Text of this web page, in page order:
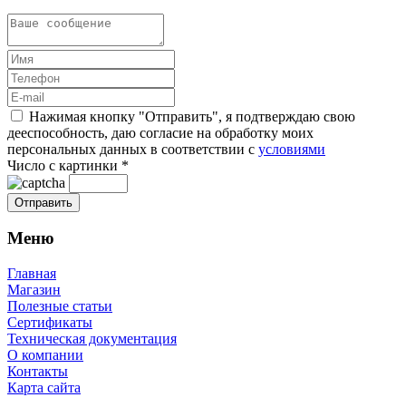
Нажимая кнопку "Отправить", я подтверждаю свою
дееспособность, даю согласие на обработку моих
персональных данных в соответствии с условиями
Число с картинки *
Меню
Главная
Магазин
Полезные статьи
Сертификаты
Техническая документация
О компании
Контакты
Карта сайта